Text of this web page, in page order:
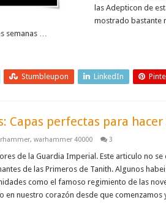
las Adepticon de
mostrado bastante
semanas …
Stumbleupon LinkedIn
Capas perfectas para
, warhammer 40000 3
de la Guardia Imperial. Este articulo no
de las Primeros de Tanith. Algunos
como el famoso regimiento de las
en nuestro corazón desde que comenzamos